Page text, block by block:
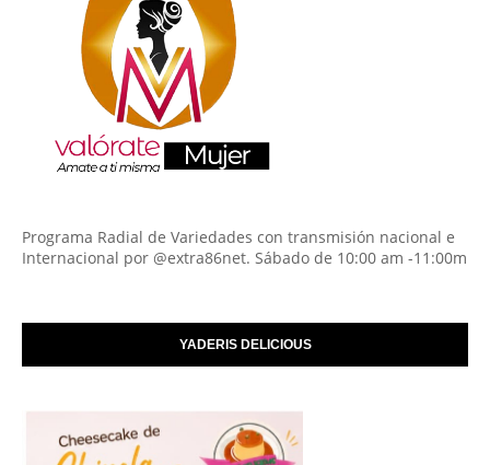
Programa Radial de Variedades con transmisión nacional e
Internacional por @extra86net. Sábado de 10:00 am -11:00m
YADERIS DELICIOUS